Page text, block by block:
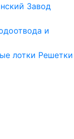
Завод
и
лотки Решетки